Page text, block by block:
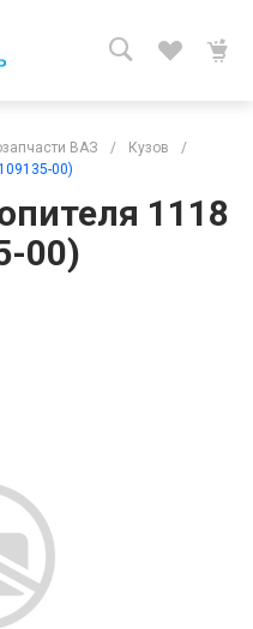
ВАЗ / Кузов
/
00)
1118
00)